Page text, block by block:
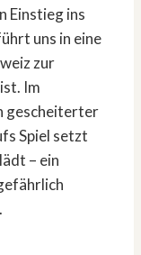
Einstieg ins
uns in eine
zur
Im
gescheiterter
Spiel setzt
– ein